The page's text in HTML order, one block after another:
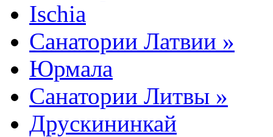
Ischia
Санатории Латвии »
Юрмала
Санатории Литвы »
Друскининкай